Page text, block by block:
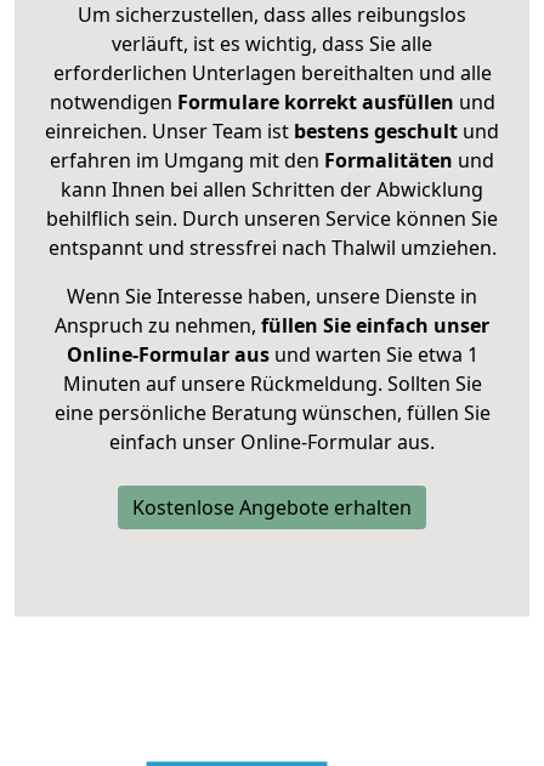
Um sicherzustellen, dass alles reibungslos
verläuft, ist es wichtig, dass Sie alle
erforderlichen Unterlagen bereithalten und alle
notwendigen Formulare korrekt ausfüllen und
einreichen. Unser Team ist bestens geschult und
erfahren im Umgang mit den Formalitäten und
kann Ihnen bei allen Schritten der Abwicklung
behilflich sein. Durch unseren Service können Sie
entspannt und stressfrei nach Thalwil umziehen.
Wenn Sie Interesse haben, unsere Dienste in
Anspruch zu nehmen, füllen Sie einfach unser
Online-Formular ausund warten Sie etwa 1
Minuten auf unsere Rückmeldung. Sollten Sie
eine persönliche Beratung wünschen, füllen Sie
einfach unser Online-Formular aus.
Kostenlose Angebote erhalten